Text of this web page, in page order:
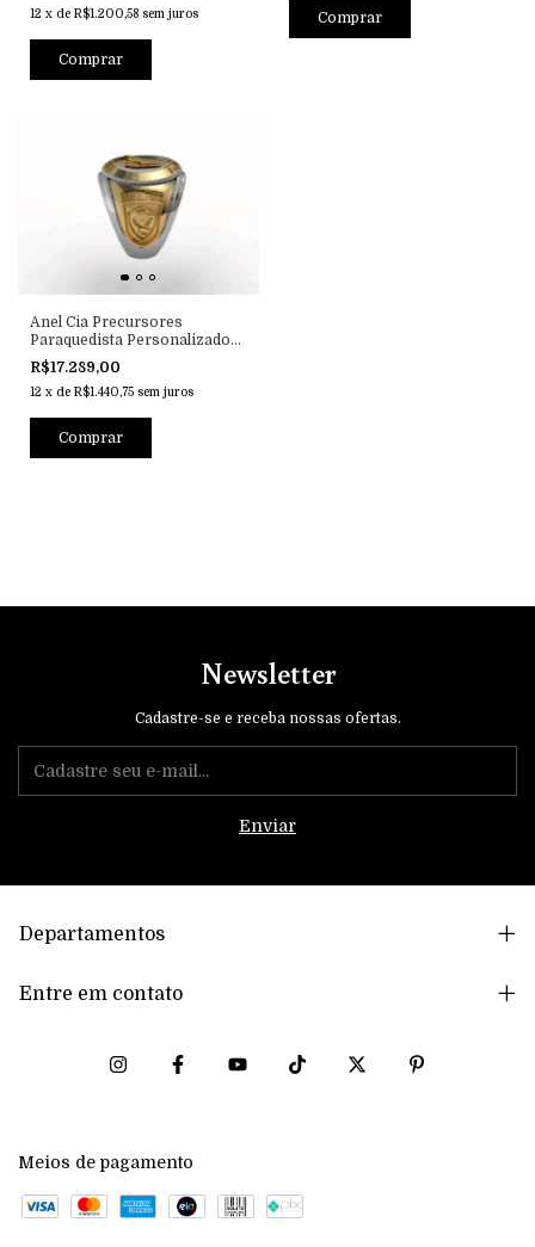
12 x de R$1.200,58 sem juros
Anel Cia Precursores
Paraquedista Personalizado
em Ouro e Prata
R$17.289,00
12 x de R$1.440,75 sem juros
Newsletter
Cadastre-se e receba nossas ofertas.
Departamentos
Entre em contato
Meios de pagamento